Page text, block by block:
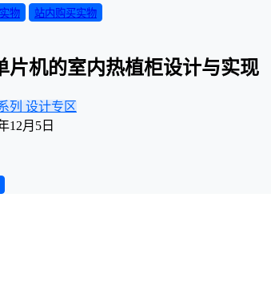
物 站内购买实物
片机的室内热植柜设计与实现
列 设计专区
12月5日